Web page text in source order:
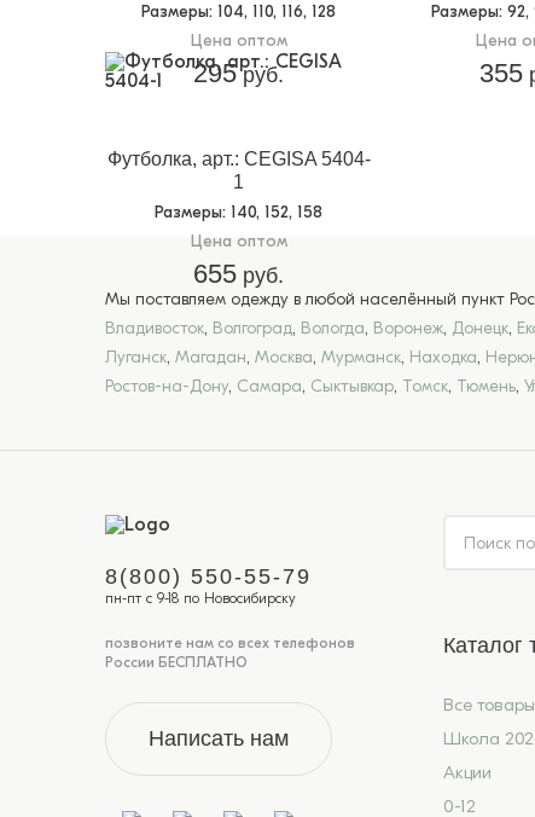
Размеры: 104, 110, 116, 128
Цена оптом
295руб.
Размеры: 92,
Цена
355
Футболка, арт.: CEGISA 5404-
1
Размеры: 140, 152, 158
Цена оптом
655 руб.
Мы поставляем одежду в любой населённый пункт
Владивосток, Волгоград, Вологда, Воронеж, Донецк,
Луганск, Магадан, Москва, Мурманск, Находка,
Ростов-на-Дону, Самара, Сыктывкар, Томск, Тюмень,
8(800) 550-55-79
пн-пт с 9-18 по Новосибирску
позвоните нам со всех телефонов
России БЕСПЛАТНО
Написать нам
Каталог
Все товары
Школа
Акции
0-12